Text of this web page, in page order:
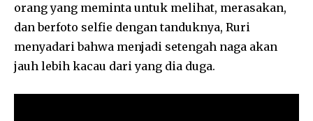
orang yang meminta untuk melihat, merasakan,
dan berfoto selfie dengan tanduknya, Ruri
menyadari bahwa menjadi setengah naga akan
jauh lebih kacau dari yang dia duga.